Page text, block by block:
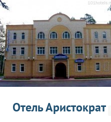
Отель Аристократ